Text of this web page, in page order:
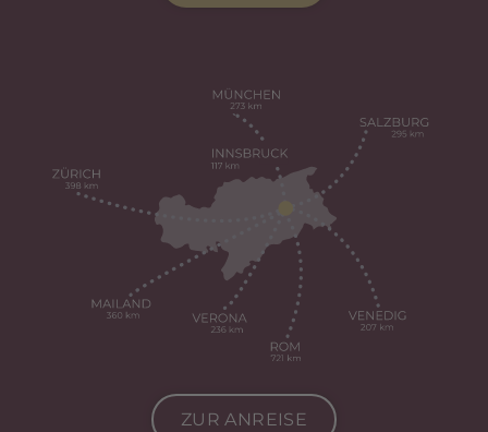
ZUR ANREISE